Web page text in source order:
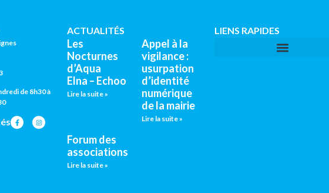
de 8h30 à
ACTUALITÉS
Les
Nocturnes
d’Aqua
Elna – Echoo
Lire la suite »
Appel à la
vigilance :
usurpation
d’identité
numérique
de la mairie
Lire la suite »
Forum des
associations
Lire la suite »
LIENS RAPIDES